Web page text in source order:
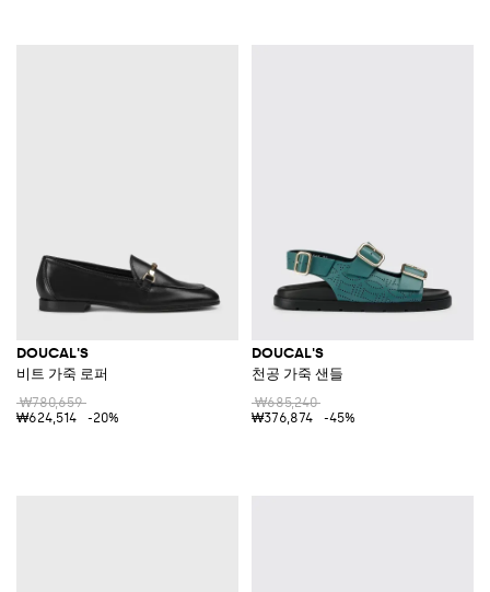
DOUCAL'S
비트 가죽 로퍼
₩780,659
₩624,514
-20%
DOUCAL'S
천공 가죽 샌들
₩685,240
₩376,874
-45%